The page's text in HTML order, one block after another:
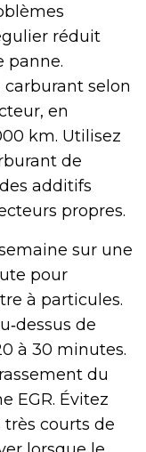
réduit
panne.
selon
en
km. Utilisez
de
additifs
propres.
sur une
pour
à particules.
de
à 30 minutes.
du
EGR. Évitez
courts de